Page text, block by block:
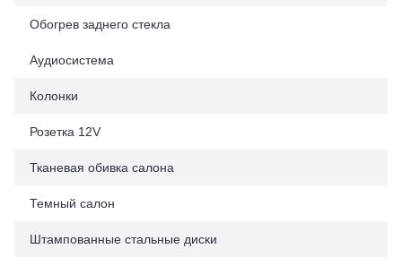
Обогрев заднего стекла
Аудиосистема
Колонки
Розетка 12V
Тканевая обивка салона
Темный салон
Штампованные стальные диски